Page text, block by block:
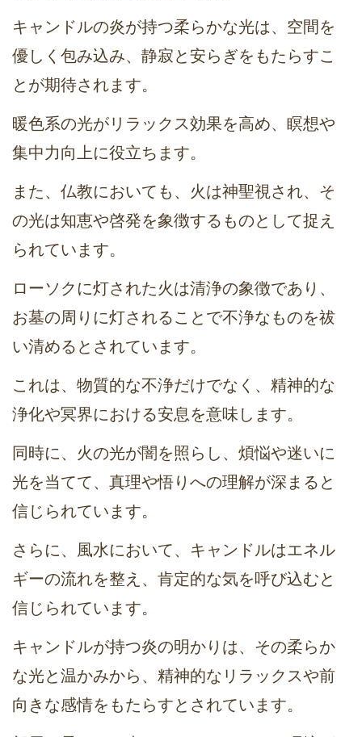
キャンドルの炎が持つ柔らかな光は、空間を
優しく包み込み、静寂と安らぎをもたらすこ
とが期待されます。
暖色系の光がリラックス効果を高め、瞑想や
集中力向上に役立ちます。
また、仏教においても、火は神聖視され、そ
の光は知恵や啓発を象徴するものとして捉え
られています。
ローソクに灯された火は清浄の象徴であり、
お墓の周りに灯されることで不浄なものを祓
い清めるとされています。
これは、物質的な不浄だけでなく、精神的な
浄化や冥界における安息を意味します。
同時に、火の光が闇を照らし、煩悩や迷いに
光を当てて、真理や悟りへの理解が深まると
信じられています。
さらに、風水において、キャンドルはエネル
ギーの流れを整え、肯定的な気を呼び込むと
信じられています。
キャンドルが持つ炎の明かりは、その柔らか
な光と温かみから、精神的なリラックスや前
向きな感情をもたらすとされています。